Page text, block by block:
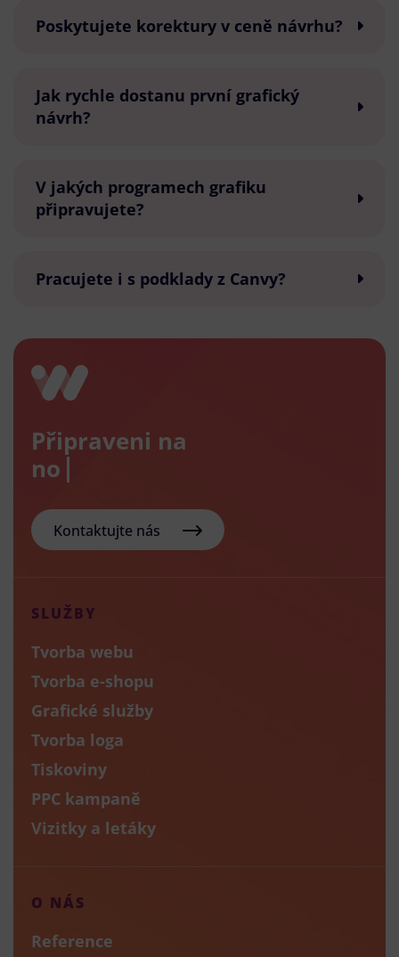
Poskytujete korektury v ceně návrhu?
Jak rychle dostanu první grafický
návrh?
V jakých programech grafiku
připravujete?
Pracujete i s podklady z Canvy?
Připraveni na
nový e
Kontaktujte nás
SLUŽBY
Tvorba webu
Tvorba e-shopu
Grafické služby
Tvorba loga
Tiskoviny
PPC kampaně
Vizitky a letáky
O NÁS
Reference